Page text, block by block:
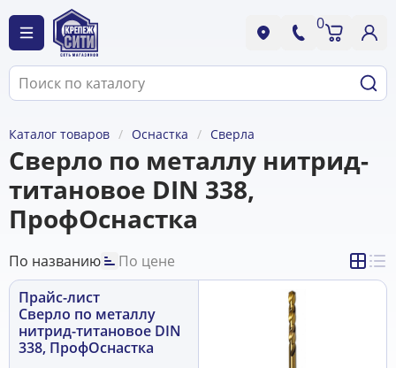
0
Каталог товаров Оснастка Сверла
Сверло по металлу нитрид-
титановое DIN 338,
ПрофОснастка
По названию
По цене
Прайс-лист
Сверло по металлу
нитрид-титановое DIN
338, ПрофОснастка